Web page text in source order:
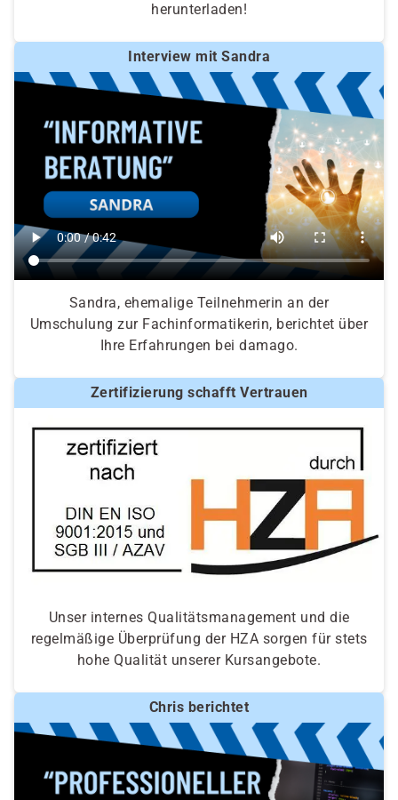
herunterladen!
Interview mit Sandra
Sandra, ehemalige Teilnehmerin an der
Umschulung zur Fachinformatikerin, berichtet über
Ihre Erfahrungen bei damago.
Zertifizierung schafft Vertrauen
Unser internes Qualitätsmanagement und die
regelmäßige Überprüfung der HZA sorgen für stets
hohe Qualität unserer Kursangebote.
Chris berichtet